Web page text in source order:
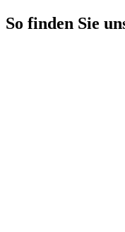
So finden Sie